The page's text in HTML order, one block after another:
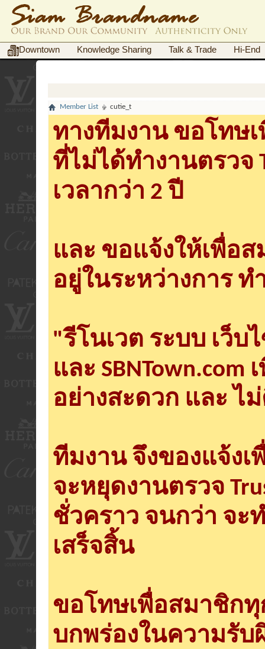
Downtown Knowledge Sharing Talk & Trade Hi-End
Member List cutie_t
ทางทีมงาน ขอโทษ
ที่ไม่ได้ทำงานตรวจ
เวลากว่า 2 ปี
และ ขอแจ้งให้เพื่อ
อยู่ในระหว่างการ ท
"รีโนเวต ระบบ เว็บ
และ
อย่างสะดวก และ ไ
ทีมงาน จึงของแจ้ง
จะหยุดงานตรวจ
ชั่วคราว จนกว่า จะ
เสร็จสิ้น
ขอโทษเพื่อสมาชิก
บกพร่องในความรั